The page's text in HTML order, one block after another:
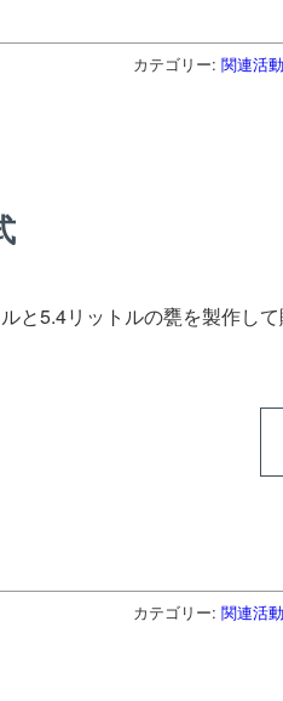
カテゴリー: 関連活動
と5.4リットルの甕を製作し
カテゴリー: 関連活動